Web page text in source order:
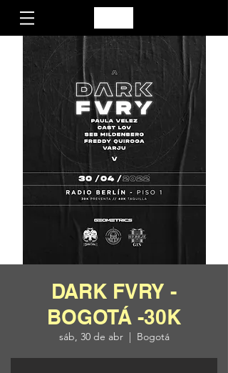
DARK FVRY -
BOGOTÁ -30K
sáb, 30 de abr
  |
Bogotá